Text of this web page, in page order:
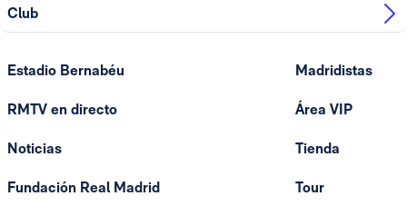
Club
Estadio Bernabéu
RMTV en directo
Noticias
Fundación Real Madrid
Madridistas
Área VIP
Tienda
Tour